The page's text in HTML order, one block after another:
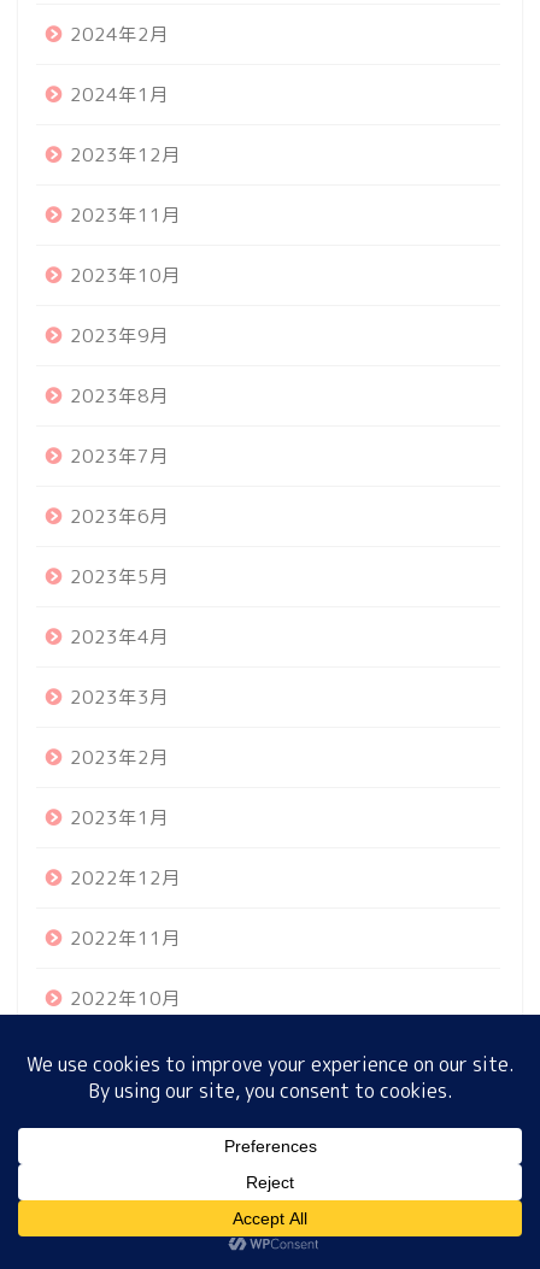
2024年2月
2024年1月
2023年12月
2023年11月
2023年10月
2023年9月
2023年8月
2023年7月
2023年6月
2023年5月
2023年4月
2023年3月
2023年2月
2023年1月
2022年12月
2022年11月
2022年10月
2022年9月
2022年6月 プロフィール サイトマップ